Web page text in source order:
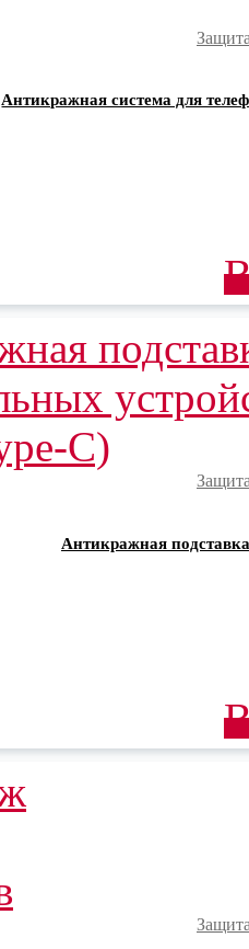
Антикражная система для
Антикражная